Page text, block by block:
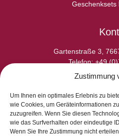
Zustimmung
Um Ihnen ein optimales Erlebnis zu
wie Cookies, um Geräteinformationen
zuzugreifen. Wenn Sie diesen
wie das Surfverhalten oder eindeutige
Wenn Sie Ihre Zustimmung nicht
Geschenksets
Gartenstraße 3,
Telefon: +49
E-Fax: +49